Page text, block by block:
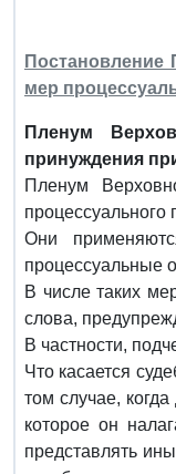
мер
Пленум
принуждения
Пленум
Они
процессуальные
В числе таких
слова,
В частности,
Что касается
том случае,
которое он
представлять